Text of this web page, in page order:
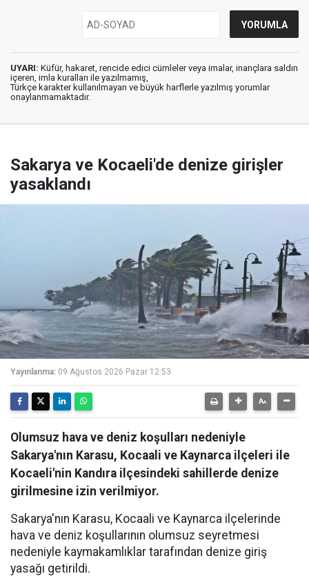
UYARI: Küfür, hakaret, rencide edici cümleler veya imalar, inançlara saldırı
içeren, imla kuralları ile yazılmamış,
Türkçe karakter kullanılmayan ve büyük harflerle yazılmış yorumlar
onaylanmamaktadır.
Sakarya ve Kocaeli'de denize girişler
yasaklandı
Yayınlanma: 09 Ağustos 2026 Pazar 12:53
Olumsuz hava ve deniz koşulları nedeniyle
Sakarya'nın Karasu, Kocaali ve Kaynarca ilçeleri ile
Kocaeli'nin Kandıra ilçesindeki sahillerde denize
girilmesine izin verilmiyor.
Sakarya'nın Karasu, Kocaali ve Kaynarca ilçelerinde
hava ve deniz koşullarının olumsuz seyretmesi
nedeniyle kaymakamlıklar tarafından denize giriş
yasağı getirildi.